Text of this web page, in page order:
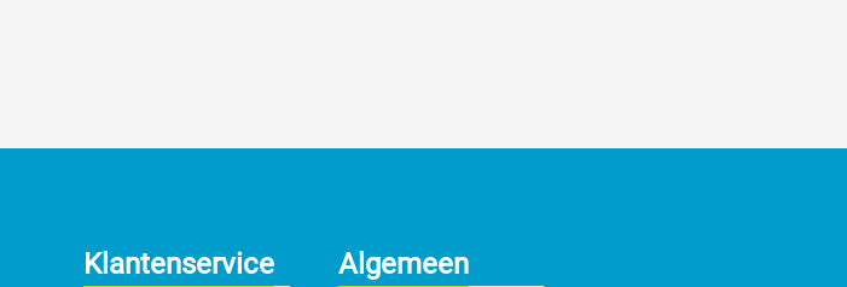
Klantenservice Algemeen